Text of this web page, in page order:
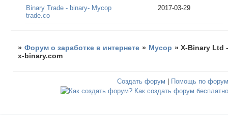
Binary Trade - binary-
trade.co
Мусор 2017-03-29
» Форум о заработке в интернете » Мусор »X-Binary Ltd
x-binary.com
Создать форум Помощь по